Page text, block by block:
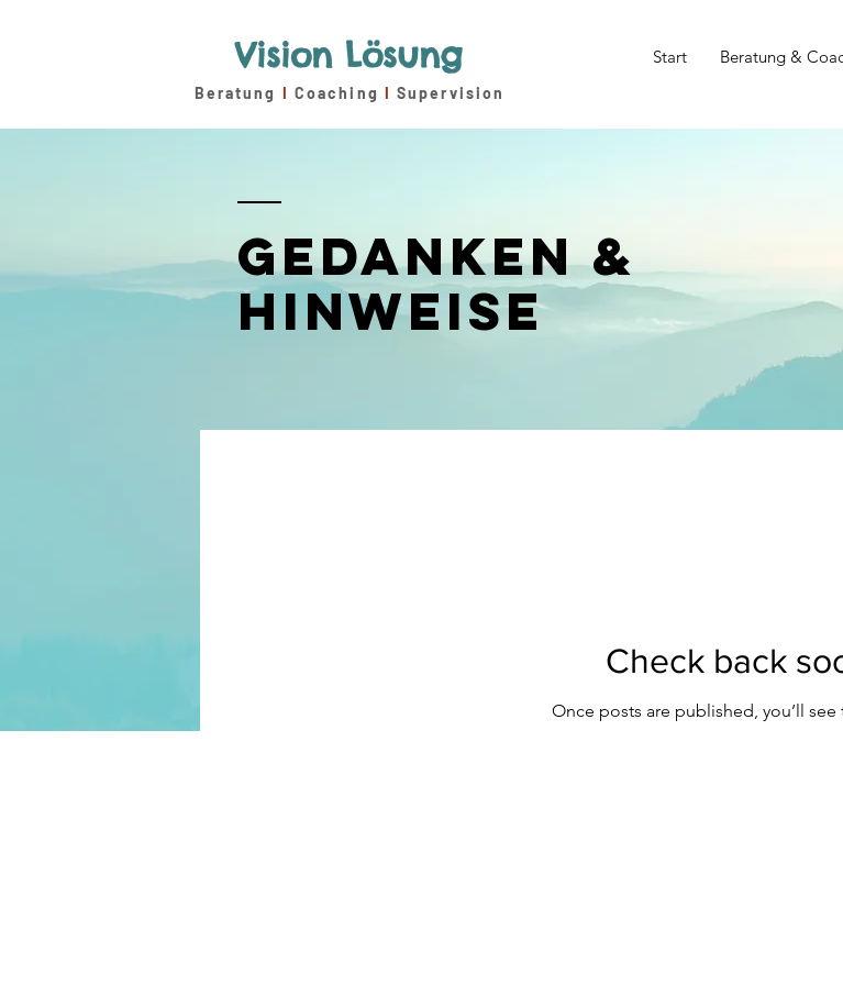
Vision Lösung
Beratung I Coaching I Supervision
Start Beratung &
GEDANKEN &
HINWEISE
Check back
Once posts are published, you’ll see